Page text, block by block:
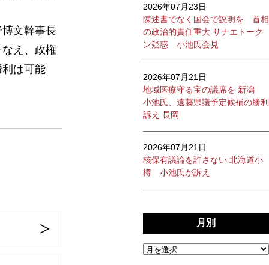
文幹事長
え、政権
は可能
2026年07月23日
陳述書でなく国会で説明を 首相
の政治的責任重大 サナエトーク
ン疑惑 小池氏会見
2026年07月21日
地域医療守る宝の議席を 新潟
小池氏、遠藤県議予定候補の勝利
訴え 長岡
2026年07月21日
核保有議論を許さない 北海道小
樽 小池氏が訴え
月別